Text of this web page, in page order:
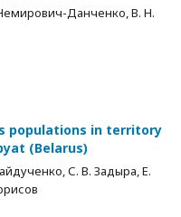
Данченко, В. Н.
populations in territory
(Belarus)
С. В. Задыра, Е.